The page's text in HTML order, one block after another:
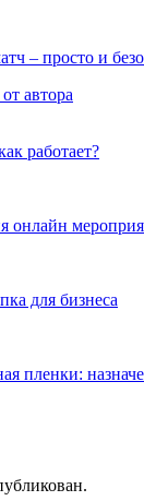
– просто и
автора
работает?
онлайн
для бизнеса
пленки: